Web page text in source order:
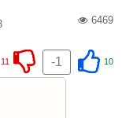
6469
10
-1
11